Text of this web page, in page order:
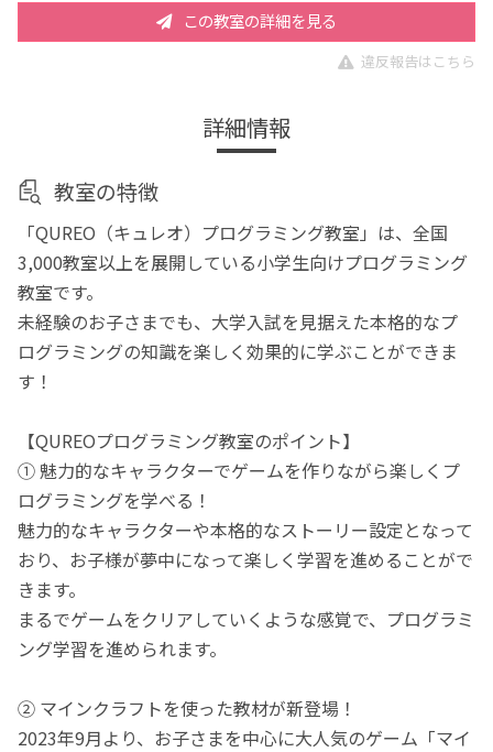
この教室の詳細を見る
違反報告はこちら
詳細情報
教室の特徴
「QUREO（キュレオ）プログラミング教室」は、全国
3,000教室以上を展開している小学生向けプログラミング
教室です。
未経験のお子さまでも、大学入試を見据えた本格的なプ
ログラミングの知識を楽しく効果的に学ぶことができま
す！
【QUREOプログラミング教室のポイント】
① 魅力的なキャラクターでゲームを作りながら楽しくプ
ログラミングを学べる！
魅力的なキャラクターや本格的なストーリー設定となって
おり、お子様が夢中になって楽しく学習を進めることがで
きます。
まるでゲームをクリアしていくような感覚で、プログラミ
ング学習を進められます。
② マインクラフトを使った教材が新登場！
2023年9月より、お子さまを中心に大人気のゲーム「マイ